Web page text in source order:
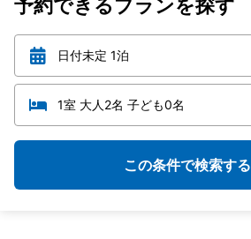
予約できるプランを探す
日付未定 1泊
1室 大人2名 子ども0名
この条件で検索する